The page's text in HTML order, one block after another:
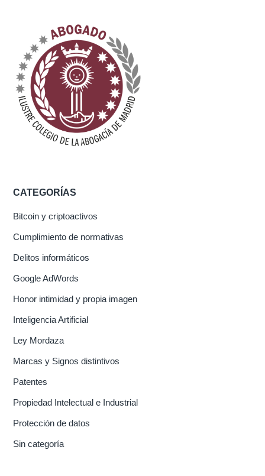
CATEGORÍAS
Bitcoin y criptoactivos
Cumplimiento de normativas
Delitos informáticos
Google AdWords
Honor intimidad y propia imagen
Inteligencia Artificial
Ley Mordaza
Marcas y Signos distintivos
Patentes
Propiedad Intelectual e Industrial
Protección de datos
Sin categoría